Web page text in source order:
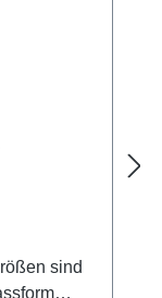
sind